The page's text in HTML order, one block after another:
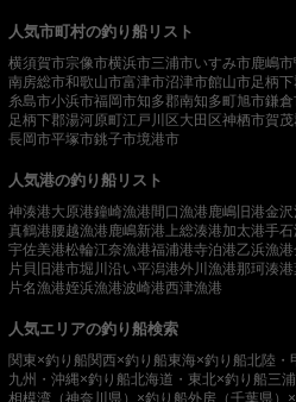
人気市町村の釣り船リスト
横須賀市宗像市横浜市三浦市いすみ市鹿嶋市
南房総市和歌山市富津市沼津市館山市足柄
糸島市小浜市福岡市知多郡南知多町旭市鎌
足柄下郡湯河原町江戸川区大田区神栖市賀
長岡市平塚市銚子市境港市
人気港の釣り船リスト
神湊港大原港鐘崎漁港間口漁港 鹿嶋旧港金沢
真鶴港腰越漁港 鹿嶋新港 上総湊港加太港手石
宇佐美港松輪江奈漁港福浦港寺泊港乙浜漁港
片貝旧港市堀川沿い平潟港外川漁港那珂湊港
片名漁港姪浜漁港波崎港西津漁港
人気エリアの釣り船検索
関東×釣り船関西×釣り船東海×釣り船北陸・
九州・沖縄×釣り船北海道・東北×釣り船三
相模湾（神奈川県）×釣り船外房（千葉県）